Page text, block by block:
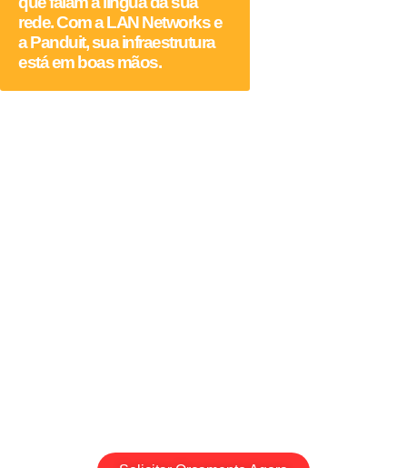
rede. Com a LAN Networks e
a Panduit, sua infraestrutura
está em boas mãos.